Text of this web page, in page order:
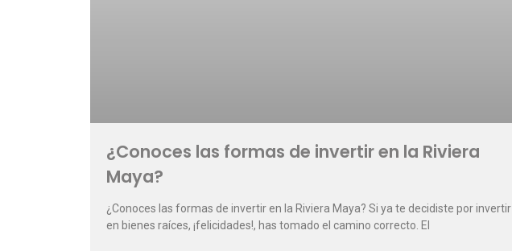
¿Conoces las formas de invertir en la Riviera
Maya?
¿Conoces las formas de invertir en la Riviera Maya? Si ya te decidiste por invertir
en bienes raíces, ¡felicidades!, has tomado el camino correcto. El